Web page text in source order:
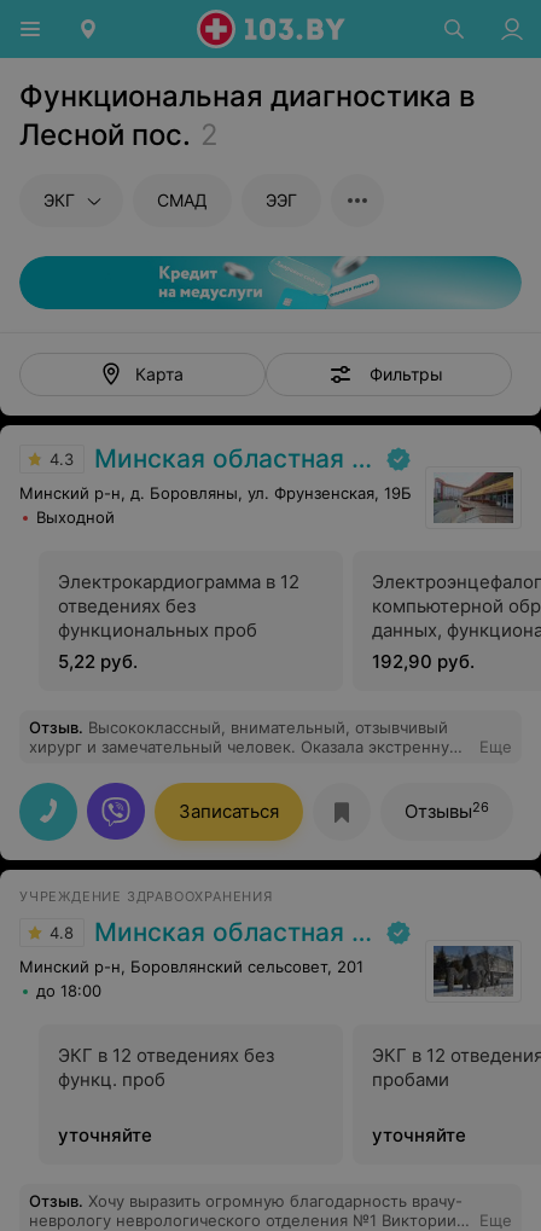
Функциональная диагностика в
Лесной пос. 2
ЭКГ СМАД ЭЭГ
Карта Фильтры
4.3 Минская областная детская клиническая больница
Минский р-н, д. Боровляны, ул. Фрунзенская, 19Б
Выходной
Электрокардиограмма в 12
отведениях без
функциональных проб
5,22 руб.
компьютерной
данных,
пробами
часа)
192,90 руб.
Отзыв. Высококлассный, внимательный, отзывчивый
хирург и замечательный человек. Оказала экстренную
СПАСИБО! Пусть хранит Господь таких людей долгие,
долгие годы!!!
Еще
Записаться Отзывы26
УЧРЕЖДЕНИЕ ЗДРАВООХРАНЕНИЯ
4.8 Минская областная клиническая больница
Минский р-н, Боровлянский сельсовет, 201
до 18:00
ЭКГ в 12 отведениях без
функц. проб
уточняйте
ЭКГ в 12
пробами
уточняйте
Отзыв. Хочу выразить огромную благодарность врачу-
неврологу неврологического отделения №1 Виктории
Еще